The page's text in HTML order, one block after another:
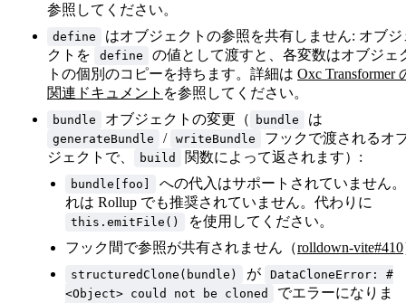
参照してください。
define
はオブジェクトの参照を共有しません: オブジ
クトを
define
の値として渡すと、各変数はオブジェ
トの個別のコピーを持ちます。詳細は Oxc Transformer
関連ドキュメント を参照してください。
bundle オブジェクトの変更（ bundle は
generateBundle / writeBundle
フックで渡されるオ
ジェクトで、
build 関数によって返されます）:
bundle[foo]
への代入はサポートされていません
れは Rollup でも推奨されていません。代わりに
this.emitFile()
を使用してください。
フック間で参照が共有されません（rolldown-vite#410
structuredClone(bundle) が
DataCloneError: #
<Object> could not be cloned
でエラーになりま